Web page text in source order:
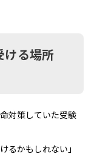
ける場所
対策していた受験
るかもしれない」